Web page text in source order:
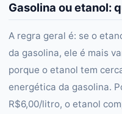
Gasolina ou etanol:
A regra geral é: se o
da gasolina, ele é mais
porque o etanol tem
energética da gasolina.
R$6,00/litro, o etanol